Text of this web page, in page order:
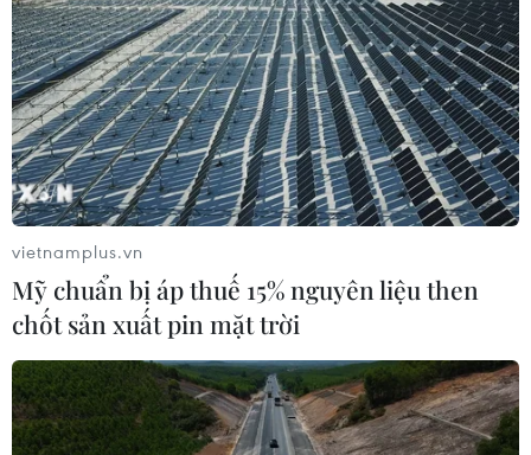
TIN CÙNG CHUYÊN MỤC
Anh thúc đẩy sử dụng robot trong
phẫu thuật nội soi
03/08/2026 10:34
Châu Phi khẳng định vị thế
tự chủ công nghệ trong không gian
vũ trụ
03/08/2026 09:32
vietnamplus.vn
Mỹ chuẩn bị áp thuế 15% nguyên liệu then
chốt sản xuất pin mặt trời